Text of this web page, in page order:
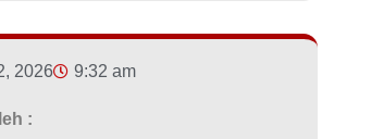
2026 9:32 am
: